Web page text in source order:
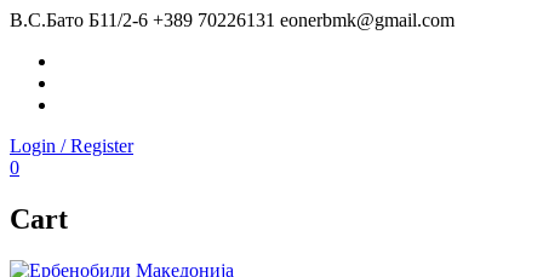
В.С.Бато Б11/2-6 +389 70226131 eonerbmk@gmail.com
Login / Register
0
Cart